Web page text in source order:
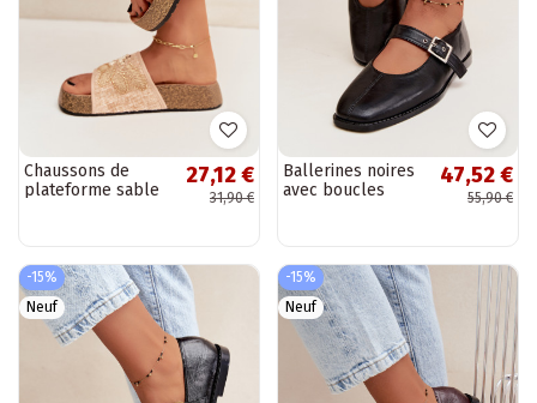
Chaussons de
plateforme sable
27,12 €
31,90 €
Ballerines noires
avec boucles
47,52 €
55,90 €
-15%
Neuf
-15%
Neuf